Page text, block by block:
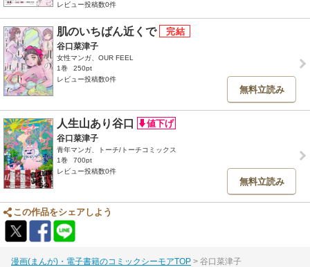
レビュー投稿数0件
肌のいちばん近くで
谷口菜津子
女性マンガ、OUR FEEL
1巻
250pt
レビュー投稿数0件
無料立読み
人生山あり谷口
谷口菜津子
青年マンガ、トーチ/トーチコミックス
1巻
700pt
レビュー投稿数0件
無料立読み
この作品をシェアしよう
漫画(まんが)・電子書籍のコミックシーモアTOP 谷口菜津子